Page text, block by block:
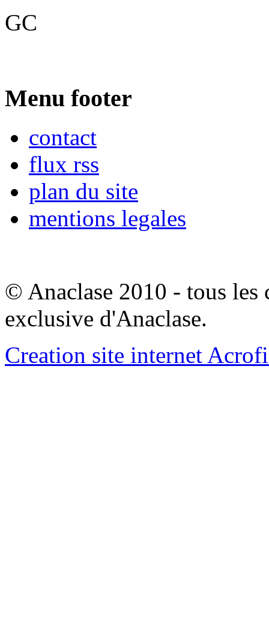
GC
Menu footer
contact
flux rss
plan du site
mentions legales
© Anaclase 2010 - tous les
exclusive d'Anaclase.
Creation site internet